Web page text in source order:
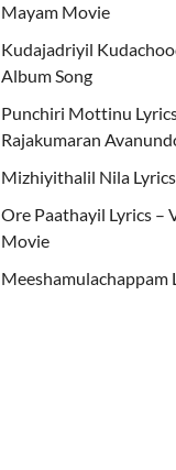
Mayam Movie
Kudajadriyil
Album Song
Punchiri Mottinu
Rajakumaran
Mizhiyithalil Nila
Ore Paathayil Lyrics –
Movie
Meeshamulachappam